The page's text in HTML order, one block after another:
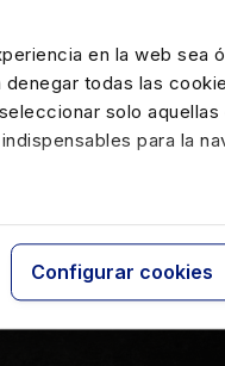
en la web sea
denegar todas las
solo
para la
Configurar cookies